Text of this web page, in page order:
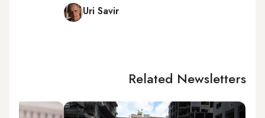
Uri Savir
Related Newsletters